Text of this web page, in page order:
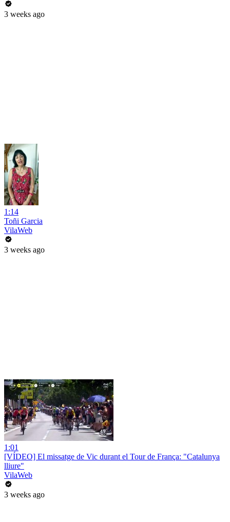
3 weeks ago
1:14
Toñi Garcia
VilaWeb
3 weeks ago
1:01
[VÍDEO] El missatge de Vic durant el Tour de França: "Catalunya
lliure"
VilaWeb
3 weeks ago